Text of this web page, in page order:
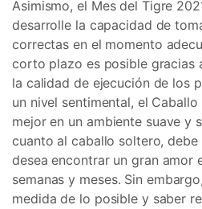
Asimismo, el Mes del Tigre
desarrolle la capacidad de
correctas en el momento
corto plazo es posible gracias
la calidad de ejecución de los
un nivel sentimental, el
mejor en un ambiente suave y
cuanto al caballo soltero,
desea encontrar un gran amor
semanas y meses. Sin
medida de lo posible y saber